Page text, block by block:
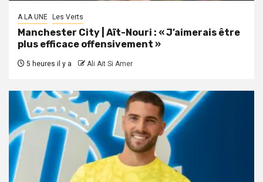
A LA UNE Les Verts
Manchester City | Aït-Nouri : « J’aimerais être
plus efficace offensivement »
5 heures il y a Ali Ait Si Amer